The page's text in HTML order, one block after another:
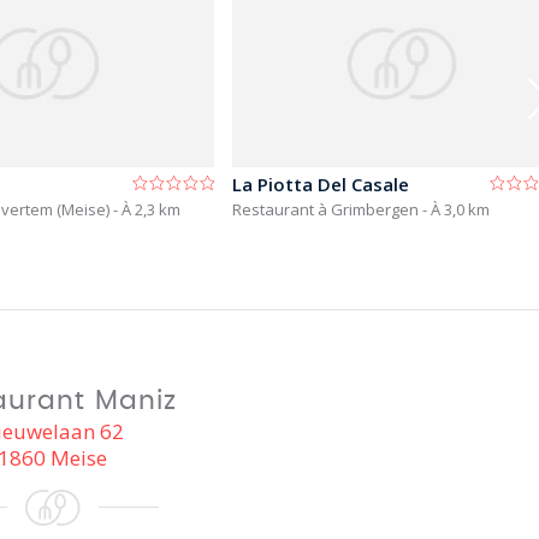
(Meise)- À 2,3 km
La Piotta Del Casale
Restaurant à Grimbergen - À 3,0 km
Maniz
62
Meise